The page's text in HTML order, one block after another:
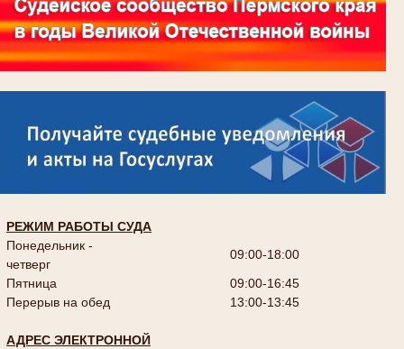
РЕЖИМ РАБОТЫ СУДА
Понедельник -
четверг
09:00-18:00
Пятница
09:00-16:45
Перерыв на обед
13:00-13:45
АДРЕС ЭЛЕКТРОННОЙ